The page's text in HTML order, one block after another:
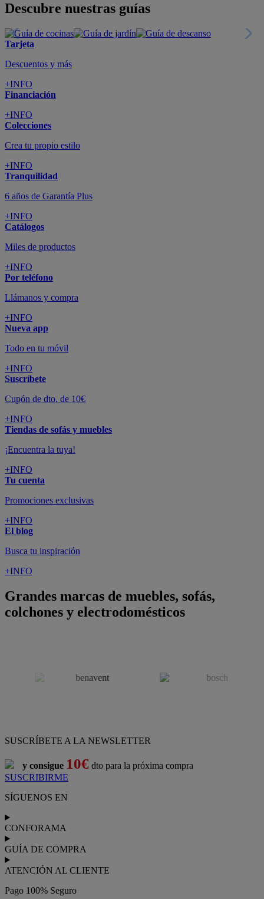
Descubre nuestras guías
Tarjeta
Descuentos y más
+INFO
Financiación
+INFO
Colecciones
Crea tu propio estilo
+INFO
Tranquilidad
6 años de Garantía Plus
+INFO
Catálogos
Miles de productos
+INFO
Por teléfono
Llámanos y compra
+INFO
Nueva app
Todo en tu móvil
+INFO
Suscríbete
Cupón de dto. de 10€
+INFO
Tiendas de sofás y muebles
¡Encuentra la tuya!
+INFO
Tu cuenta
Promociones exclusivas
+INFO
El blog
Busca tu inspiración
+INFO
Grandes marcas de muebles, sofás,
colchones y electrodomésticos
SUSCRÍBETE A LA NEWSLETTER
y consigue 10€ dto para la próxima compra
SUSCRIBIRME
SÍGUENOS EN
CONFORAMA
GUÍA DE COMPRA
ATENCIÓN AL CLIENTE
Pago 100% Seguro